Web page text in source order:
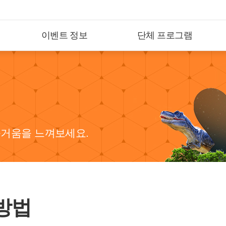
이벤트 정보 단체 프로그램
움을 느껴보세요.
법